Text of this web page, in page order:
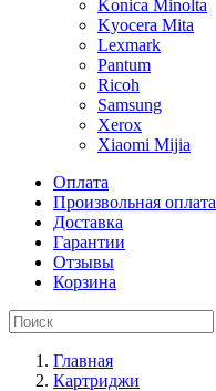
Konica Minolta
Kyocera Mita
Lexmark
Pantum
Ricoh
Samsung
Xerox
Xiaomi Mijia
Оплата
Произвольная оплата
Доставка
Гарантии
Отзывы
Корзина
Главная
Картриджи